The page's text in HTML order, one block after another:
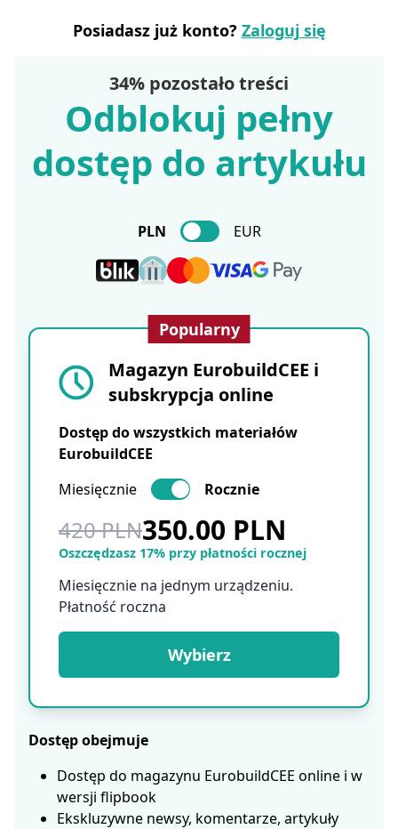
Posiadasz już konto? Zaloguj się
34% pozostało treści
Odblokuj pełny
dostęp do artykułu
PLN EUR
Popularny
Magazyn EurobuildCEE i
subskrypcja online
Dostęp do wszystkich materiałów
EurobuildCEE
Miesięcznie
Rocznie
420 PLN350.00 PLN
Oszczędzasz 17% przy płatności rocznej
Miesięcznie na jednym urządzeniu.
Płatność roczna
Wybierz
Dostęp obejmuje
Dostęp do magazynu EurobuildCEE online i w
wersji flipbook
Ekskluzywne newsy, komentarze, artykuły